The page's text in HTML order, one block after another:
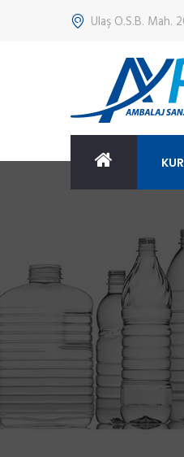
Ulaş O.S.B. Mah.